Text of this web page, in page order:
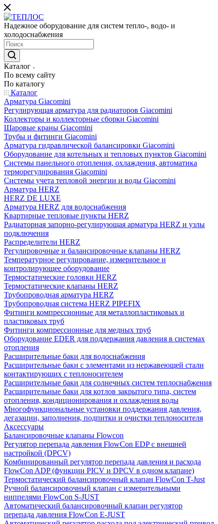
Надежное оборудование для систем тепло-, водо- и
холодоснабжения
Каталог
По всему сайту
По каталогу
Каталог
Арматура Giacomini
Регулирующая арматура для радиаторов Giacomini
Коллекторы и коллекторные сборки Giacomini
Шаровые краны Giacomini
Трубы и фитинги Giacomini
Арматура гидравлической балансировки Giacomini
Оборудование для котельных и тепловых пунктов Giacomini
Системы панельного отопления, охлаждения, автоматика
терморегулирования Giacomini
Системы учета тепловой энергии и воды Giacomini
Арматура HERZ
HERZ DE LUXE
Арматура HERZ для водоснабжения
Квартирные тепловые пункты HERZ
Радиаторная запорно-регулирующая арматура HERZ и узлы
подключения
Распределители HERZ
Регулировочные и балансировочные клапаны HERZ
Температурное регулирование, измерительное и
контролирующее оборудование
Термостатические головки HERZ
Термостатические клапаны HERZ
Трубопроводная арматура HERZ
Трубопроводная система HERZ PIPEFIX
Фитинги компрессионные для металлопластиковых и
пластиковых труб
Фитинги компрессионные для медных труб
Оборудование EDER для поддержания давления в системах
отопления
Расширительные баки для водоснабжения
Расширительные баки с элементами из нержавеющей стали
контактирующих с теплоносителем
Расширительные баки для солнечных систем теплоснабжения
Расширительные баки для котлов закрытого типа, систем
отопления, кондиционирования и охлаждения воды
Многофункциональные установки поддержания давления,
дегазации, заполнения, подпитки и очистки теплоносителя
Аксессуары
Балансировочные клапаны Flowcon
Регулятор перепада давления FlowСon EDP с внешней
настройкой (DPCV)
Комбинированный регулятор перепада давления и расхода
FlowСon ADP (функции PICV и DPCV в одном клапане)
Термостатический балансировочный клапан FlowСon T-Just
Ручной балансировочный клапан с измерительными
ниппелями FlowСon S-JUST
Автоматический балансировочный клапан регулятор
перепада давления FlowСon E-JUST